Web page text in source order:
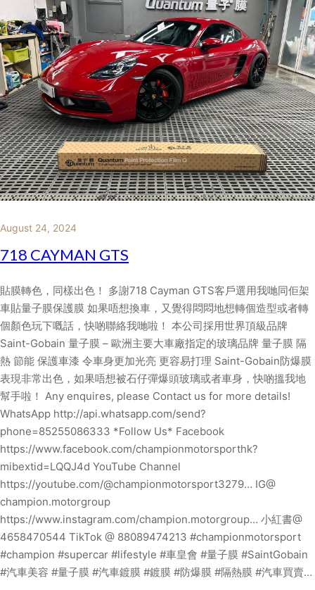
August 24, 2024
718 CAYMAN GTS
貼膜轉色，同樣出色！ 多謝718 Cayman GTS客戶選用我哋同佢架
車貼量子膜保護膜 如果唔想換車，又覺得悶悶地想轉個造型或者轉
個顏色玩下嘅話，快啲聯絡我哋啦！ 本公司採用世界頂級品牌
Saint-Gobain 量子膜 – 歐洲主要大車廠指定的玻璃品牌 量子膜 隔
熱 節能 保護車漆 令車身更加光亮 更容易打理 Saint-Gobain防爆膜
表現非常出色，如果唔想被石仔彈爆頭玻璃或者車身，快啲搵我地
幫手啦！ Any enquires, please Contact us for more details!
WhatsApp http://api.whatsapp.com/send?
phone=85255086333 *Follow Us* Facebook
https://www.facebook.com/championmotorsporthk?
mibextid=LQQJ4d YouTube Channel
https://youtube.com/@championmotorsport3279… IG@
champion.motorgroup
https://www.instagram.com/champion.motorgroup… 小紅書@
4658470544 TikTok @ 88089474213 #championmotorsport
#champion #supercar #lifestyle #車皇會 #量子膜 #SaintGobain
#汽車美容 #量子膜 #汽車鍍膜 #鍍膜 #防爆膜 #隔熱膜 #汽車買賣…